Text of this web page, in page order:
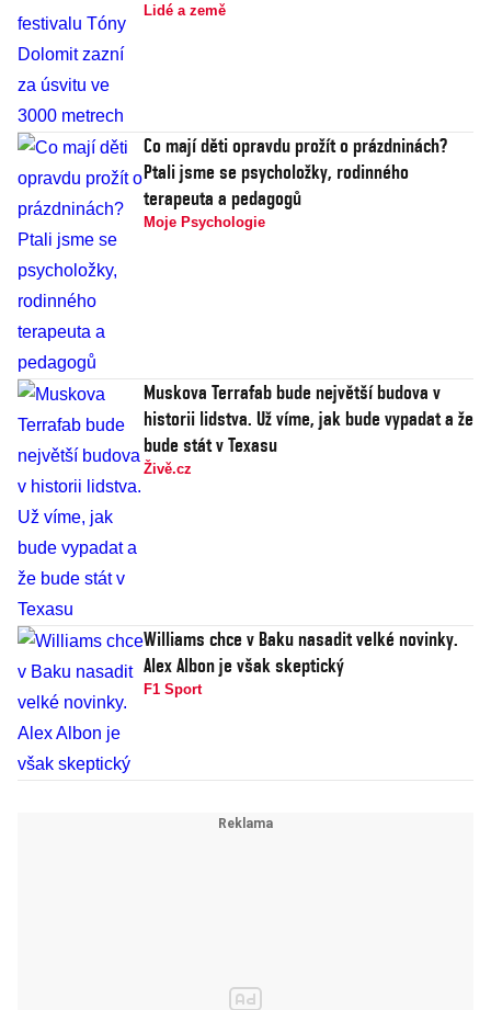
Lidé a země
Co mají děti opravdu prožít o prázdninách?
Ptali jsme se psycholožky, rodinného
terapeuta a pedagogů
Moje Psychologie
Muskova Terrafab bude největší budova v
historii lidstva. Už víme, jak bude vypadat a že
bude stát v Texasu
Živě.cz
Williams chce v Baku nasadit velké novinky.
Alex Albon je však skeptický
F1 Sport